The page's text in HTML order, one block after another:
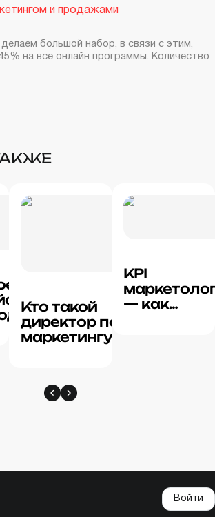
и продажами
большой набор, в связи с этим,
на все онлайн программы. Количество
на
Кто такой
директор по
маркетингу:
дохода и
преимуществ
KPI
— как
Войти